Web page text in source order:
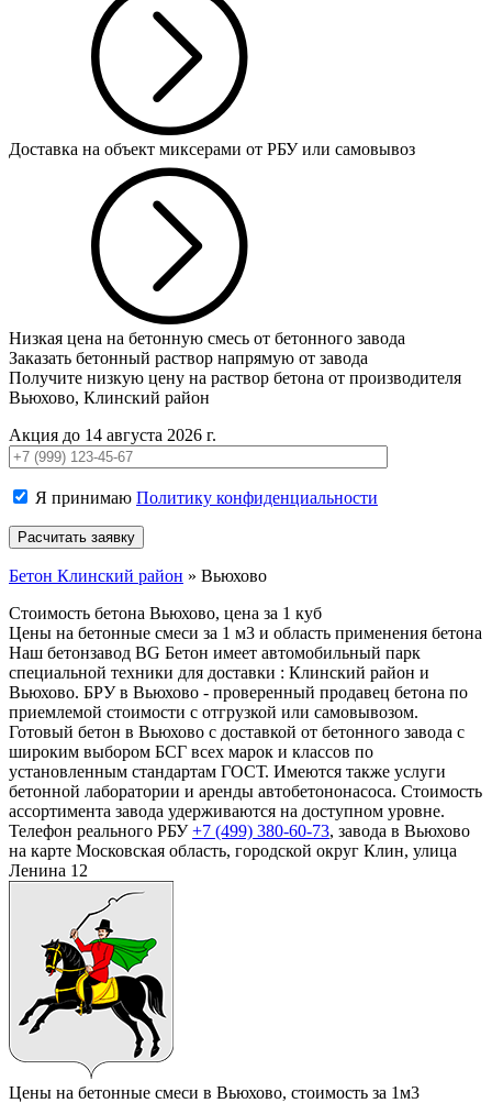
Доставка на объект миксерами от РБУ или самовывоз
Низкая цена на бетонную смесь от бетонного завода
Заказать бетонный раствор напрямую от завода
Получите низкую цену на раствор бетона от производителя
Вьюхово, Клинский район
Акция до 14 августа 2026 г.
Я принимаю Политику конфиденциальности
Бетон Клинский район » Вьюхово
Стоимость бетона Вьюхово, цена за 1 куб
Цены на бетонные смеси за 1 м3 и область применения бетона
Наш бетонзавод BG Бетон имеет автомобильный парк
специальной техники для доставки : Клинский район и
Вьюхово. БРУ в Вьюхово - проверенный продавец бетона по
приемлемой стоимости с отгрузкой или самовывозом.
Готовый бетон в Вьюхово с доставкой от бетонного завода с
широким выбором БСГ всех марок и классов по
установленным стандартам ГОСТ. Имеются также услуги
бетонной лаборатории и аренды автобетононасоса. Стоимость
ассортимента завода удерживаются на доступном уровне.
Телефон реального РБУ+7 (499) 380-60-73, завода в Вьюхово
на карте Московская область, городской округ Клин, улица
Ленина 12
Цены на бетонные смеси в Вьюхово, стоимость за 1м3